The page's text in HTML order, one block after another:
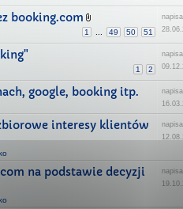
booking.com
1 49 50 51
1 2
google, booking itp.
interesy klientów
na podstawie decyzji